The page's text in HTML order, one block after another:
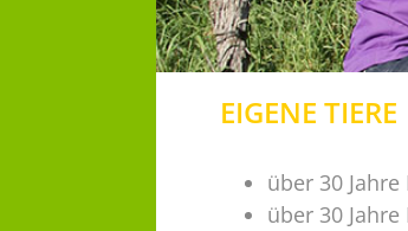
EIGENE TIERE
über 30
über 30